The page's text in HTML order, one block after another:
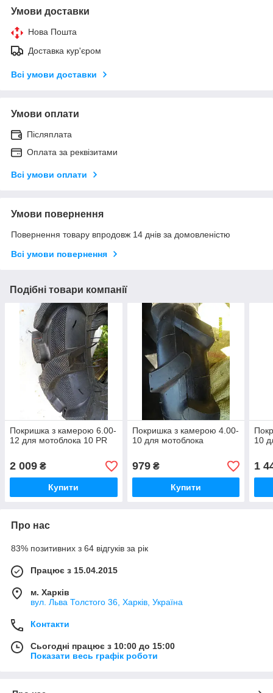
Умови доставки
Нова Пошта
Доставка кур'єром
Всі умови доставки
Умови оплати
Післяплата
Оплата за реквізитами
Всі умови оплати
Умови повернення
Повернення товару впродовж 14 днів за домовленістю
Всі умови повернення
Подібні товари компанії
Покришка з камерою 6.00-
12 для мотоблока 10 PR
2 009 ₴
Купити
Покришка з камерою 4.00-
10 для мотоблока
979₴
Купити
10
1
Про нас
83% позитивних з 64 відгуків за рік
Працює з 15.04.2015
м. Харків
вул. Льва Толстого 36, Харків, Україна
Контакти
Сьогодні працює з 10:00 до 15:00
Показати весь графік роботи